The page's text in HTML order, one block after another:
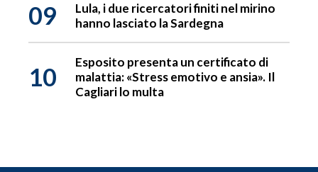
09
Lula, i due ricercatori finiti nel mirino
hanno lasciato la Sardegna
10
Esposito presenta un certificato di
malattia: «Stress emotivo e ansia». Il
Cagliari lo multa